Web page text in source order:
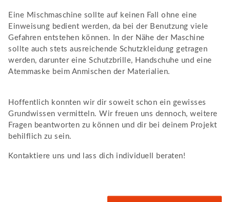
Eine Mischmaschine sollte auf keinen Fall ohne eine
Einweisung bedient werden, da bei der Benutzung viele
Gefahren entstehen können. In der Nähe der Maschine
sollte auch stets ausreichende Schutzkleidung getragen
werden, darunter eine Schutzbrille, Handschuhe und eine
Atemmaske beim Anmischen der Materialien.
Hoffentlich konnten wir dir soweit schon ein gewisses
Grundwissen vermitteln. Wir freuen uns dennoch, weitere
Fragen beantworten zu können und dir bei deinem Projekt
behilflich zu sein.
Kontaktiere uns und lass dich individuell beraten!